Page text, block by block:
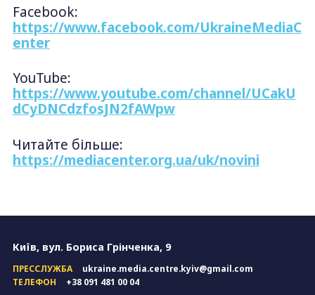
Facebook:
https://www.facebook.com/UkraineMediaC
enter
YouTube:
https://www.youtube.com/channel/UCakU
dCyDNCdzfosJN2fAWpw
Читайте більше:
https://mediacenter.org.ua/uk/novini
Київ, вул. Бориса Грінченка, 9
ПРЕССЛУЖБА
ukraine.media.centre.kyiv@gmail.com
ТЕЛЕФОН
+38 091 481 00 04